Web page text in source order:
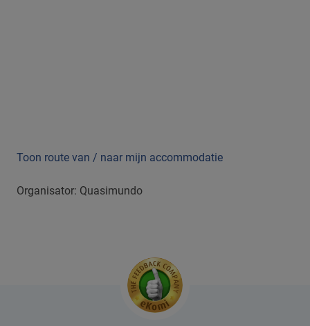
Toon route van / naar mijn accommodatie
Organisator: Quasimundo